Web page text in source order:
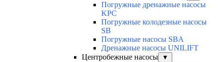
Погружные дренажные насосы
KPC
Погружные колодезные насосы
SB
Погружные насосы SBA
Дренажные насосы UNILIFT
Центробежные насосы
▼